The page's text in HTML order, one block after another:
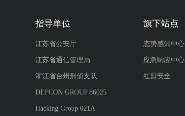
指导单位
江苏省公安厅
江苏省通信管理局
浙江省台州刑侦支队
DEFCON GROUP 86025
Hacking Group 021A
旗下站点
态势感知中心
应急响应中心
红盟安全